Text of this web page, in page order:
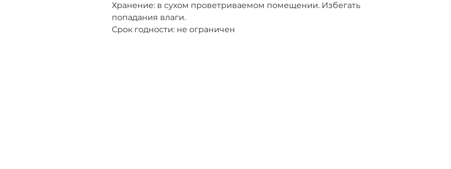
Хранение: в сухом проветриваемом помещении. Избегать
попадания влаги.
Срок годности: не ограничен